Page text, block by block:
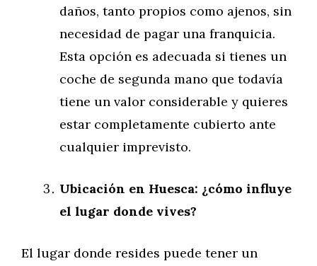
daños, tanto propios como ajenos, sin
necesidad de pagar una franquicia.
Esta opción es adecuada si tienes un
coche de segunda mano que todavía
tiene un valor considerable y quieres
estar completamente cubierto ante
cualquier imprevisto.
Ubicación en Huesca: ¿cómo influye
el lugar donde vives?
El lugar donde resides puede tener un